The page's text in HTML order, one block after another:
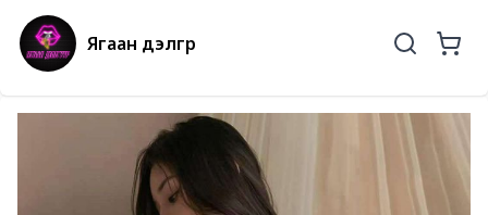
Ягаан дэлгүүр